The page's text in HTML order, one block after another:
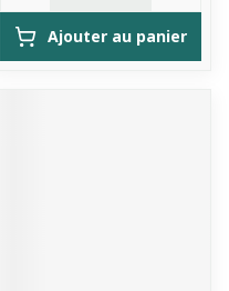
Ajouter au panier